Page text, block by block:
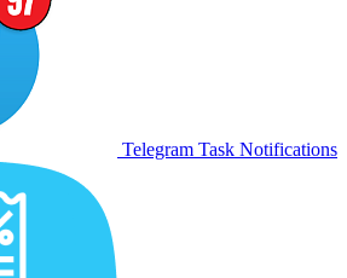
Telegram Task Notifications